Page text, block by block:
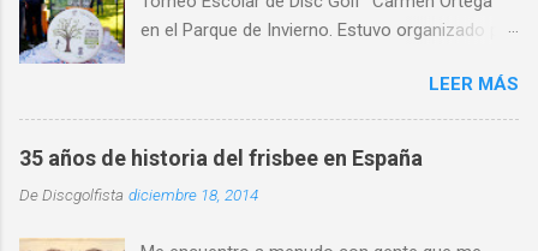
en el Parque de Invierno. Estuvo organizado por
de CRK Disc Golf e INNOVA Discs y con la
participación de medio centenar de alumnos de
distintos centros de educativos de Asturias,
primaria y ESO y Bachiller. Alumnado de centros
escolares de distintas localidades de Asturias,
LEER MÁS
35 años de historia del frisbee en España
DeDiscgolfista diciembre 18, 2014